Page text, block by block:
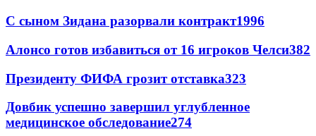
С сыном Зидана разорвали контракт1996
Алонсо готов избавиться от 16 игроков Челси382
Президенту ФИФА грозит отставка323
Довбик успешно завершил углубленное
медицинское обследование274